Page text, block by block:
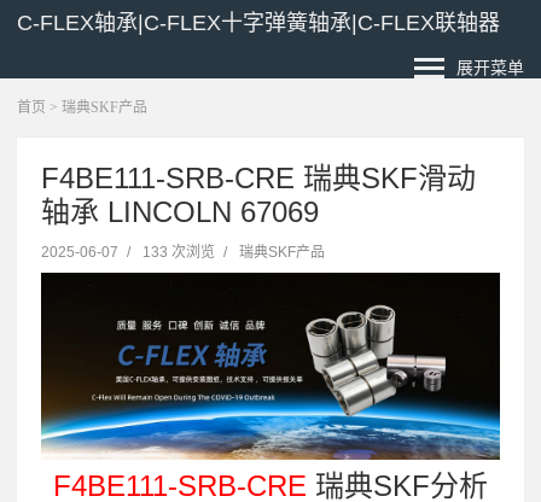
C-FLEX轴承|C-FLEX十字弹簧轴承|C-FLEX联轴器
展开菜单
首页 > 瑞典SKF产品
F4BE111-SRB-CRE 瑞典SKF滑动
轴承 LINCOLN 67069
2025-06-07 / 133 次浏览 / 瑞典SKF产品
F4BE111-SRB-CRE 瑞典SKF分析